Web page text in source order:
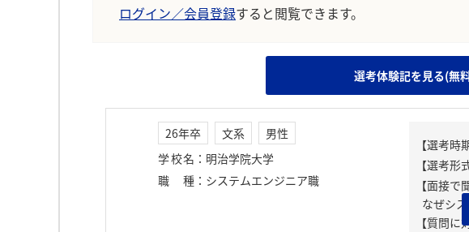
ログイン／会員登録すると閲覧できます。
選考体験記を見る(無
26年卒 文系
男性
学校名 ： 明治学院大学
職種 ： システムエンジニア職
【面接で
なぜシ
【質問に